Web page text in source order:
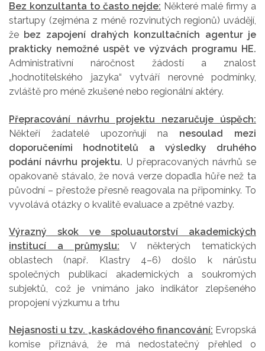
Bez konzultanta to často nejde: Některé malé firmy a
startupy (zejména z méně rozvinutých regionů) uvádějí,
že bez zapojení drahých konzultačních agentur je
prakticky nemožné uspět ve výzvách programu HE.
Administrativní náročnost žádostí a znalost
„hodnotitelského jazyka“ vytváří nerovné podmínky,
zvláště pro méně zkušené nebo regionální aktéry.
Přepracování návrhu projektu nezaručuje úspěch:
Někteří žadatelé upozorňují na nesoulad mezi
doporučeními hodnotitelů a výsledky druhého
podání návrhu projektu. U přepracovaných návrhů se
opakovaně stávalo, že nová verze dopadla hůře než ta
původní – přestože přesně reagovala na připomínky. To
vyvolává otázky o kvalitě evaluace a zpětné vazby.
Výrazný skok ve spoluautorství akademických
institucí a průmyslu: V některých tematických
oblastech (např. Klastry 4–6) došlo k nárůstu
společných publikací akademických a soukromých
subjektů, což je vnímáno jako indikátor zlepšeného
propojení výzkumu a trhu
Nejasnosti u tzv. „kaskádového financování: Evropská
komise přiznává, že má nedostatečný přehled o